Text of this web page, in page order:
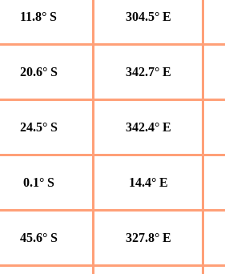
11.8° S 304.5° E
20.6° S 342.7° E
24.5° S 342.4° E
0.1° S 14.4° E
45.6° S 327.8° E